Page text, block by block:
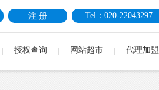
Tel：020-22043297
注 册
授权查询 网站超市 代理加盟